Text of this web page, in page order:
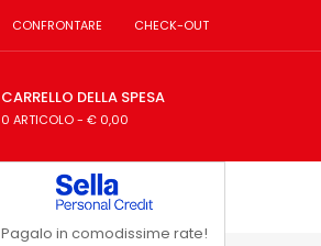
CONFRONTARE CHECK-OUT
CARRELLO DELLA SPESA
0 ARTICOLO- € 0,00
Pagalo in comodissime rate!